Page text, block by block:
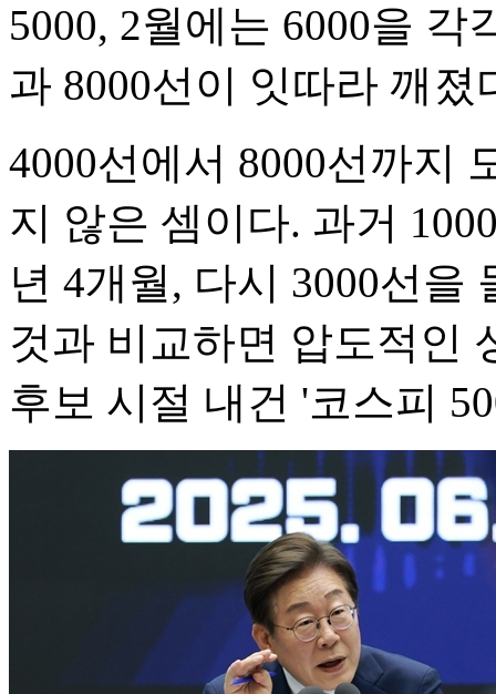
5000, 2월에는 6000을
과 8000선이 잇따라 깨졌
4000선에서 8000선까지
지 않은 셈이다. 과거
년 4개월, 다시 3000선을
것과 비교하면 압도적인
후보 시절 내건 '코스피